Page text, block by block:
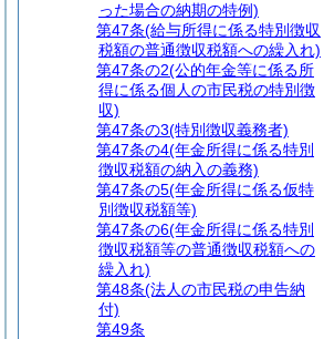
った場合の納期の特例)
第47条(給与所得に係る特別徴収
税額の普通徴収税額への繰入れ)
第47条の2(公的年金等に係る所
得に係る個人の市民税の特別徴
収)
第47条の3(特別徴収義務者)
第47条の4(年金所得に係る特別
徴収税額の納入の義務)
第47条の5(年金所得に係る仮特
別徴収税額等)
第47条の6(年金所得に係る特別
徴収税額等の普通徴収税額への
繰入れ)
第48条(法人の市民税の申告納
付)
第49条